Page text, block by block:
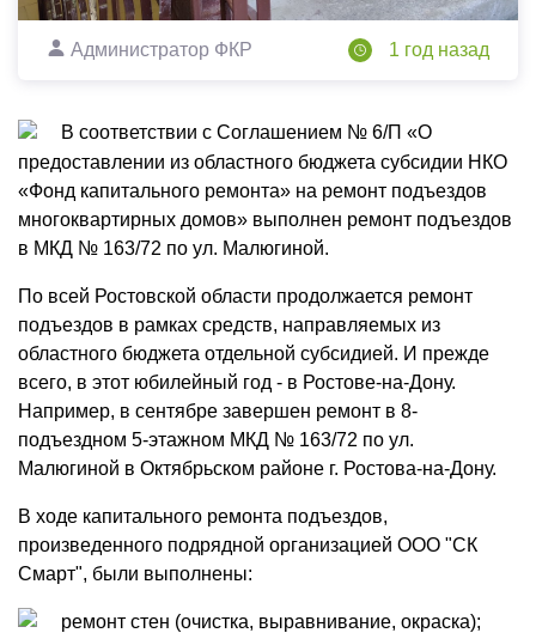
Администратор ФКР 1 год назад
В соответствии с Соглашением № 6/П «О
предоставлении из областного бюджета субсидии НКО
«Фонд капитального ремонта» на ремонт подъездов
многоквартирных домов» выполнен ремонт подъездов
в МКД № 163/72 по ул. Малюгиной.
По всей Ростовской области продолжается ремонт
подъездов в рамках средств, направляемых из
областного бюджета отдельной субсидией. И прежде
всего, в этот юбилейный год - в Ростове-на-Дону.
Например, в сентябре завершен ремонт в 8-
подъездном 5-этажном МКД № 163/72 по ул.
Малюгиной в Октябрьском районе г. Ростова-на-Дону.
В ходе капитального ремонта подъездов,
произведенного подрядной организацией ООО "СК
Смарт", были выполнены:
ремонт стен (очистка, выравнивание, окраска);